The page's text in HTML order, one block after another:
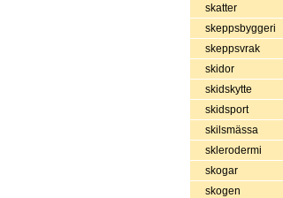
skatter
skeppsbyggeri
skeppsvrak
skidor
skidskytte
skidsport
skilsmässa
sklerodermi
skogar
skogen